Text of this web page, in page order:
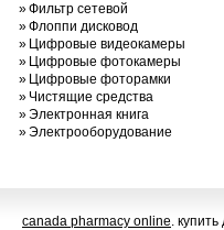
»Фильтр сетевой
»Флоппи дисковод
» Цифровые видеокамеры
» Цифровые фотокамеры
» Цифровые фоторамки
» Чистящие средства
»Электронная книга
»Электрооборудование
canada pharmacy online.